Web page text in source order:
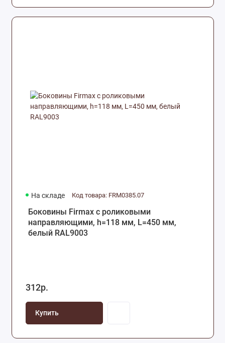
На складе Код товара: FRM0385.07
Боковины Firmax с роликовыми
направляющими, h=118 мм, L=450 мм,
белый RAL9003
312р.
Купить